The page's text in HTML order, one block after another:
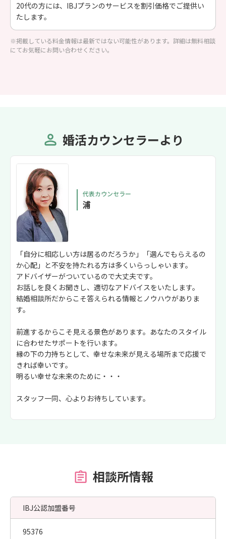
20代の方には、IBJプランのサービスを割引価格でご提供い
たします。
※掲載している料金情報は最新ではない可能性があります。詳細は無料相談
にてお気軽にお問い合わせください。
婚活カウンセラーより
代表カウンセラー
浦
「自分に相応しい方は居るのだろうか」「選んでもらえるの
か心配」と不安を持たれる方は多くいらっしゃいます。
アドバイザーがついているので大丈夫です。
お話しを良くお聞きし、適切なアドバイスをいたします。
結婚相談所だからこそ答えられる情報とノウハウがありま
す。
前進するからこそ見える景色があります。あなたのスタイル
に合わせたサポートを行います。
縁の下の力持ちとして、幸せな未来が見える場所まで応援で
きれば幸いです。
明るい幸せな未来のために・・・
スタッフ一同、心よりお待ちしています。
相談所情報
IBJ公認加盟番号
95376